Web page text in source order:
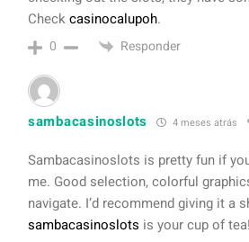
Checkcasinocalupoh.
0 Responder
sambacasinoslots 4 meses atrás
Sambacasinoslots is pretty fun if
me. Good selection, colorful
navigate. I’d recommend giving it a
sambacasinoslots is your cup of tea!